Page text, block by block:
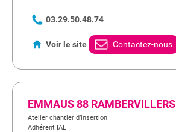
03.29.50.48.74
Voir le site Contactez-nous
EMMAUS 88 RAMBERVILLERS
Atelier chantier d’insertion
Adhérent IAE